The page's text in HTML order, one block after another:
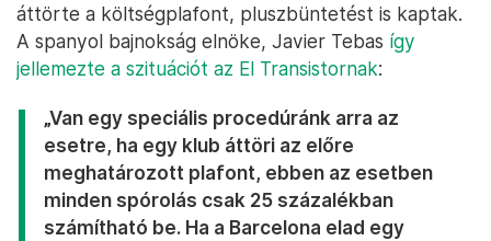
áttörte a költségplafont, pluszbüntetést is kaptak.
A spanyol bajnokság elnöke, Javier Tebas így
jellemezte a szituációt az El Transistornak:
„Van egy speciális procedúránk arra az
esetre, ha egy klub áttöri az előre
meghatározott plafont, ebben az esetben
minden spórolás csak 25 százalékban
számítható be. Ha a Barcelona elad egy